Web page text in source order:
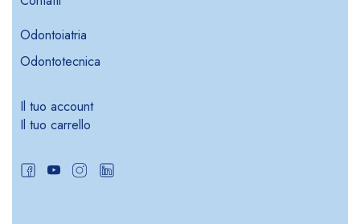
Odontoiatria
Odontotecnica
Il tuo account
Il tuo carrello